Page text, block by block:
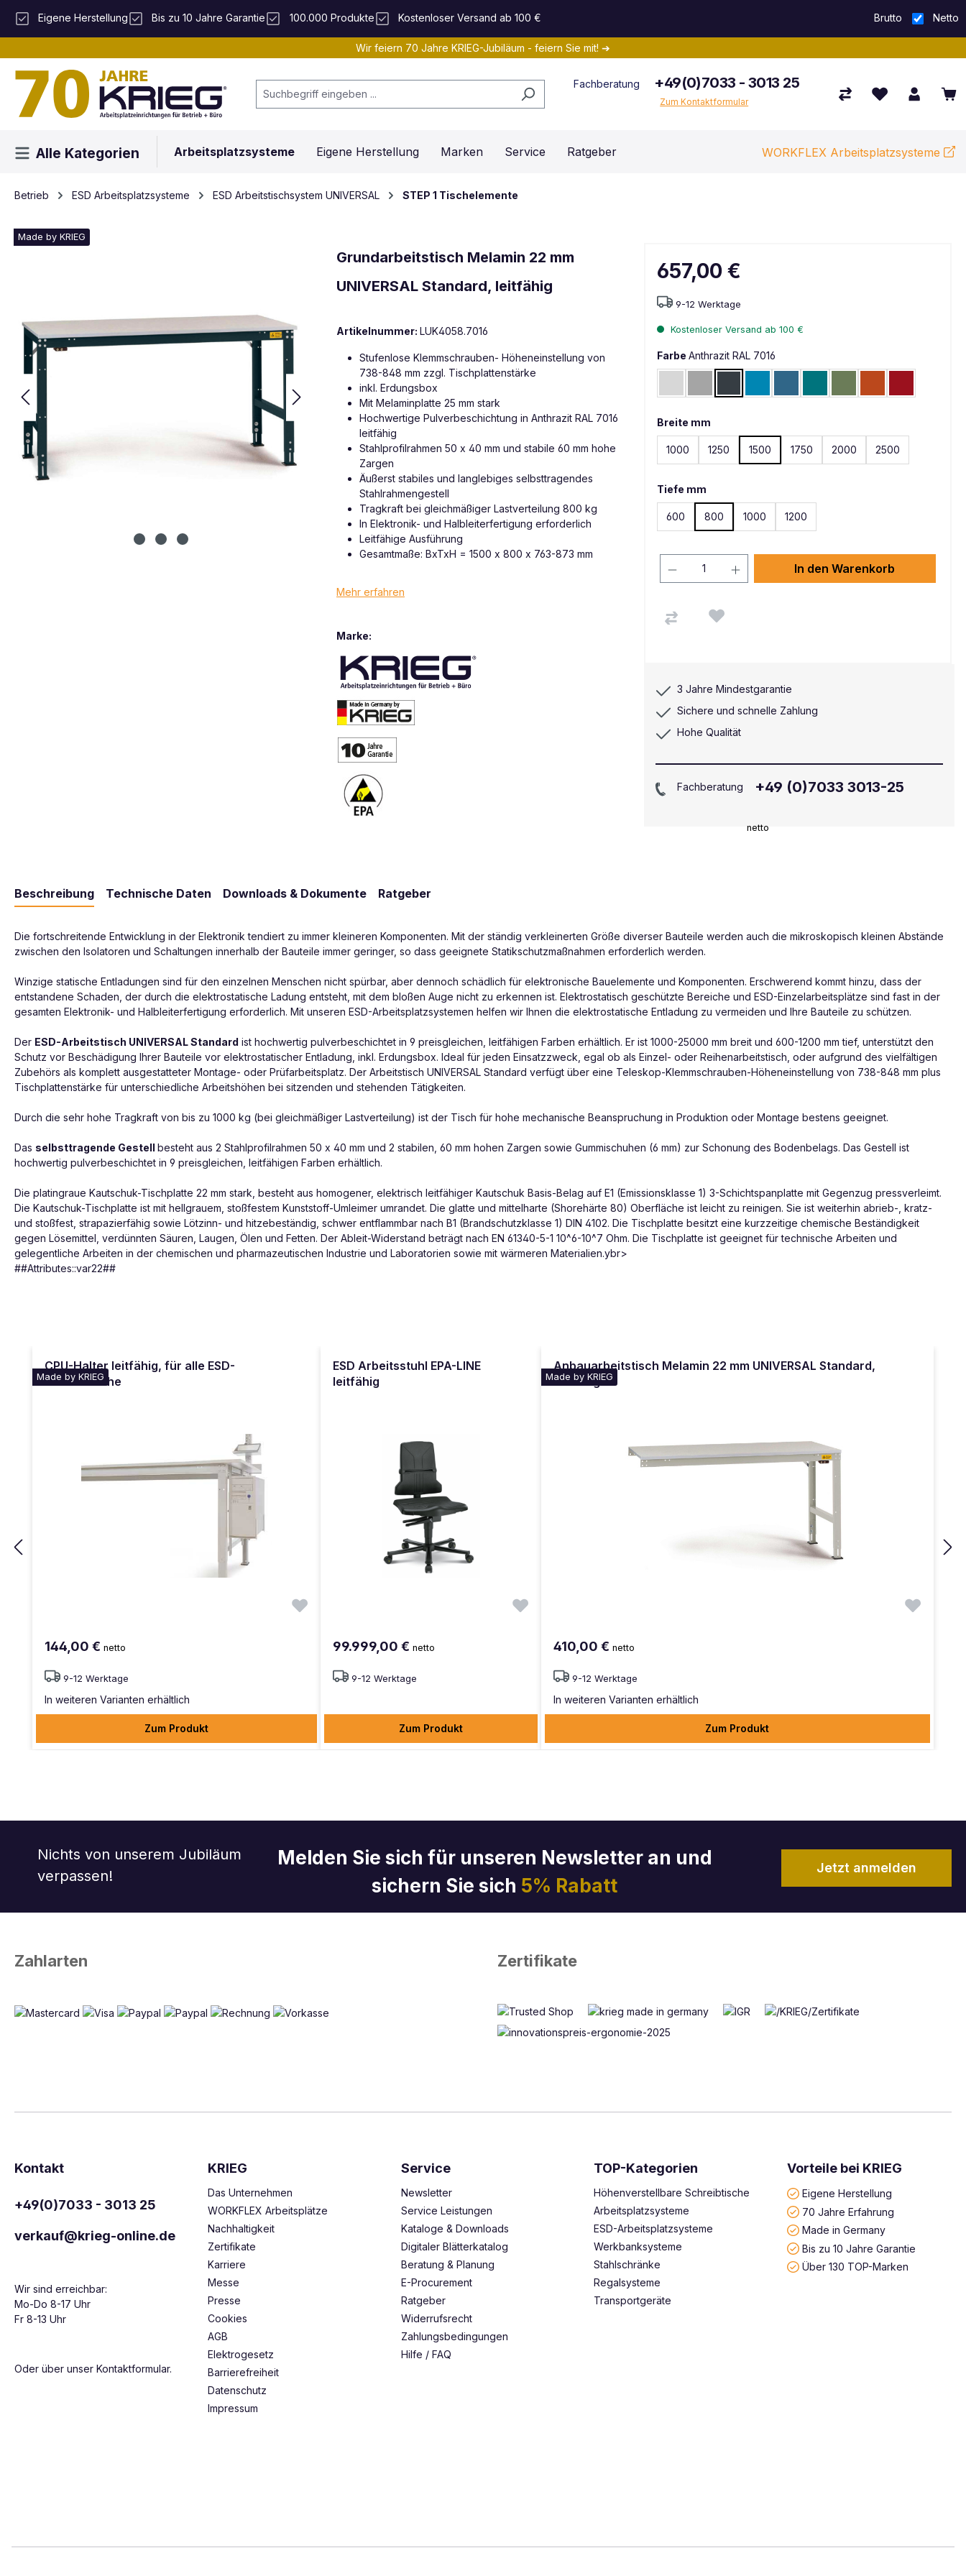
Hauptinhalt springen
Zur Suche springen
Zur Hauptnavigation springen
Eigene Herstellung Bis zu 10 Jahre Garantie 100.000 Produkte Kostenloser Versand ab 100 € Brutto Netto
Wir feiern 70 Jahre KRIEG-Jubiläum - feiern Sie mit! ➔
Fachberatung +49(0)7033 - 3013 25
Zum Kontaktformular
Alle Kategorien Arbeitsplatzsysteme Eigene Herstellung Marken Service Ratgeber WORKFLEX Arbeitsplatzsysteme
Betrieb ESD Arbeitsplatzsysteme ESD Arbeitstischsystem UNIVERSAL STEP 1 Tischelemente
Made by KRIEG
Grundarbeitstisch Melamin 22 mm
UNIVERSAL Standard, leitfähig
Artikelnummer: LUK4058.7016
Stufenlose Klemmschrauben- Höheneinstellung von
738-848 mm zzgl. Tischplattenstärke
inkl. Erdungsbox
Mit Melaminplatte 25 mm stark
Hochwertige Pulverbeschichtung in Anthrazit RAL 7016
leitfähig
Stahlprofilrahmen 50 x 40 mm und stabile 60 mm hohe
Zargen
Äußerst stabiles und langlebiges selbsttragendes
Stahlrahmengestell
Tragkraft bei gleichmäßiger Lastverteilung 800 kg
In Elektronik- und Halbleiterfertigung erforderlich
Leitfähige Ausführung
Gesamtmaße: BxTxH = 1500 x 800 x 763-873 mm
Mehr erfahren
Marke:
657,00 €
netto
9-12 Werktage
Kostenloser Versand ab 100 €
Farbe Anthrazit RAL 7016
Breite mm
1000 1250 1500 1750 2000 2500
Tiefe mm
600 800 1000 1200
In den Warenkorb
3 Jahre Mindestgarantie
Sichere und schnelle Zahlung
Hohe Qualität
Fachberatung +49 (0)7033 3013-25
Beschreibung Technische Daten Downloads & Dokumente Ratgeber
Die fortschreitende Entwicklung in der Elektronik tendiert zu immer kleineren Komponenten. Mit der ständig verkleinerten Größe diverser Bauteile werden auch die mikroskopisch kleinen Abstände
zwischen den Isolatoren und Schaltungen innerhalb der Bauteile immer geringer, so dass geeignete Statikschutzmaßnahmen erforderlich werden.
Winzige statische Entladungen sind für den einzelnen Menschen nicht spürbar, aber dennoch schädlich für elektronische Bauelemente und Komponenten. Erschwerend kommt hinzu, dass der
entstandene Schaden, der durch die elektrostatische Ladung entsteht, mit dem bloßen Auge nicht zu erkennen ist. Elektrostatisch geschützte Bereiche und ESD-Einzelarbeitsplätze sind fast in der
gesamten Elektronik- und Halbleiterfertigung erforderlich. Mit unseren ESD-Arbeitsplatzsystemen helfen wir Ihnen die elektrostatische Entladung zu vermeiden und Ihre Bauteile zu schützen.
Der ESD-Arbeitstisch UNIVERSAL Standard ist hochwertig pulverbeschichtet in 9 preisgleichen, leitfähigen Farben erhältlich. Er ist 1000-25000 mm breit und 600-1200 mm tief, unterstützt den
Schutz vor Beschädigung Ihrer Bauteile vor elektrostatischer Entladung, inkl. Erdungsbox. Ideal für jeden Einsatzzweck, egal ob als Einzel- oder Reihenarbeitstisch, oder aufgrund des vielfältigen
Zubehörs als komplett ausgestatteter Montage- oder Prüfarbeitsplatz. Der Arbeitstisch UNIVERSAL Standard verfügt über eine Teleskop-Klemmschrauben-Höheneinstellung von 738-848 mm plus
Tischplattenstärke für unterschiedliche Arbeitshöhen bei sitzenden und stehenden Tätigkeiten.
Durch die sehr hohe Tragkraft von bis zu 1000 kg (bei gleichmäßiger Lastverteilung) ist der Tisch für hohe mechanische Beanspruchung in Produktion oder Montage bestens geeignet.
Das selbsttragende Gestell besteht aus 2 Stahlprofilrahmen 50 x 40 mm und 2 stabilen, 60 mm hohen Zargen sowie Gummischuhen (6 mm) zur Schonung des Bodenbelags. Das Gestell ist
hochwertig pulverbeschichtet in 9 preisgleichen, leitfähigen Farben erhältlich.
Die platingraue Kautschuk-Tischplatte 22 mm stark, besteht aus homogener, elektrisch leitfähiger Kautschuk Basis-Belag auf E1 (Emissionsklasse 1) 3-Schichtspanplatte mit Gegenzug pressverleimt.
Die Kautschuk-Tischplatte ist mit hellgrauem, stoßfestem Kunststoff-Umleimer umrandet. Die glatte und mittelharte (Shorehärte 80) Oberfläche ist leicht zu reinigen. Sie ist weiterhin abrieb-, kratz-
und stoßfest, strapazierfähig sowie Lötzinn- und hitzebeständig, schwer entflammbar nach B1 (Brandschutzklasse 1) DIN 4102. Die Tischplatte besitzt eine kurzzeitige chemische Beständigkeit
gegen Lösemittel, verdünnten Säuren, Laugen, Ölen und Fetten. Der Ableit-Widerstand beträgt nach EN 61340-5-1 10^6-10^7 Ohm. Die Tischplatte ist geeignet für technische Arbeiten und
gelegentliche Arbeiten in der chemischen und pharmazeutischen Industrie und Laboratorien sowie mit wärmeren Materialien.ybr>
##Attributes::var22##
Made by KRIEG
CPU-Halter leitfähig, für alle ESD-
Arbeitstische
144,00 € netto
9-12 Werktage
In weiteren Varianten erhältlich
Zum Produkt
ESD Arbeitsstuhl EPA-LINE
leitfähig
99.999,00 €netto
9-12 Werktage
Zum Produkt
Made by KRIEG
Anbauarbeitstisch Melamin 22 mm UNIVERSAL Standard,
leitfähig
410,00 € netto
9-12 Werktage
In weiteren Varianten erhältlich
Zum Produkt
Nichts von unserem Jubiläum
verpassen!
Melden Sie sich für unseren Newsletter an und
sichern Sie sich 5% Rabatt
Jetzt anmelden
Zahlarten Zertifikate
Kontakt
+49(0)7033 - 3013 25
verkauf@krieg-online.de
Wir sind erreichbar:
Mo-Do 8-17 Uhr
Fr 8-13 Uhr
Oder über unser Kontaktformular.
KRIEG
Das Unternehmen
WORKFLEX Arbeitsplätze
Nachhaltigkeit
Zertifikate
Karriere
Messe
Presse
Cookies
AGB
Elektrogesetz
Barrierefreiheit
Datenschutz
Impressum
Service
Newsletter
Service Leistungen
Kataloge & Downloads
Digitaler Blätterkatalog
Beratung & Planung
E-Procurement
Ratgeber
Widerrufsrecht
Zahlungsbedingungen
Hilfe / FAQ
TOP-Kategorien
Höhenverstellbare Schreibtische
Arbeitsplatzsysteme
ESD-Arbeitsplatzsysteme
Werkbanksysteme
Stahlschränke
Regalsysteme
Transportgeräte
Vorteile bei KRIEG
Eigene Herstellung
70 Jahre Erfahrung
Made in Germany
Bis zu 10 Jahre Garantie
Über 130 TOP-Marken